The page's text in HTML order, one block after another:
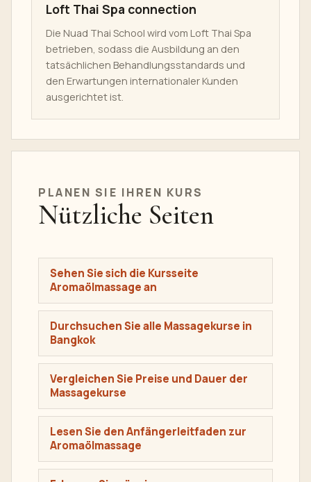
Loft Thai Spa connection
Die Nuad Thai School wird vom Loft Thai Spa
betrieben, sodass die Ausbildung an den
tatsächlichen Behandlungsstandards und
den Erwartungen internationaler Kunden
ausgerichtet ist.
PLANEN SIE IHREN KURS
Nützliche Seiten
Sehen Sie sich die Kursseite
Aromaölmassage an
Durchsuchen Sie alle Massagekurse in
Bangkok
Vergleichen Sie Preise und Dauer der
Massagekurse
Lesen Sie den Anfängerleitfaden zur
Aromaölmassage